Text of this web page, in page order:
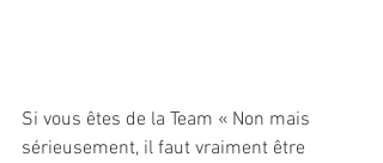
Si vous êtes de la Team « Non mais
sérieusement, il faut vraiment être